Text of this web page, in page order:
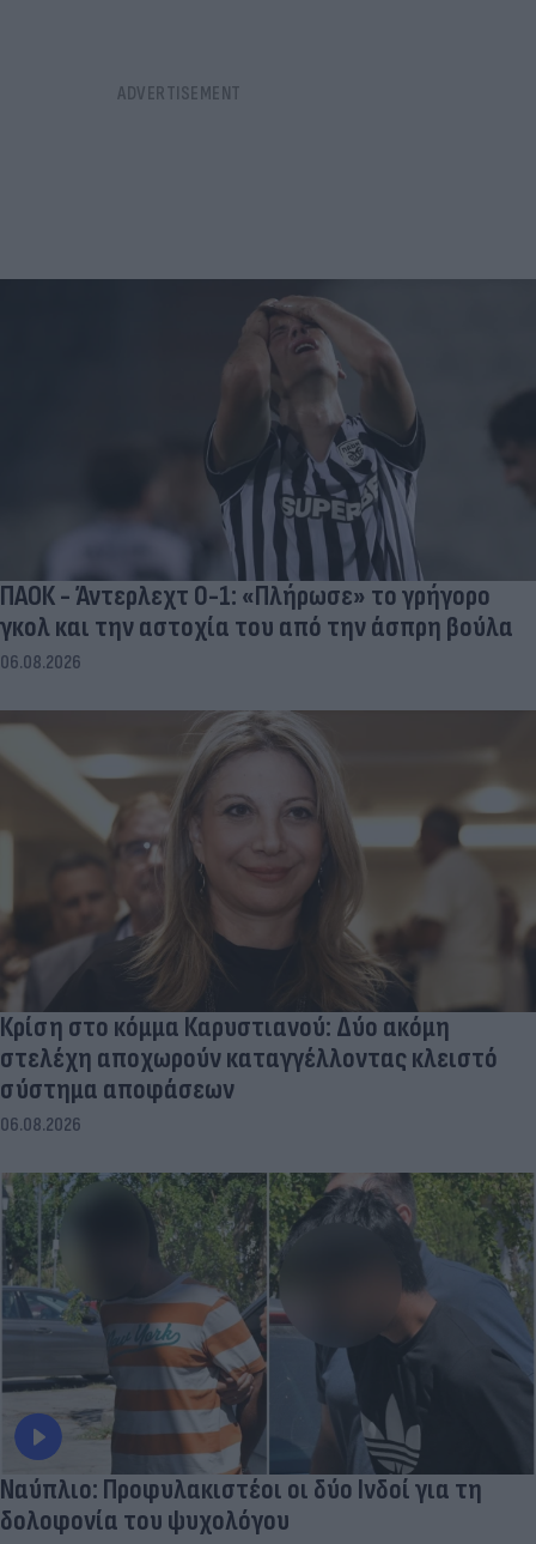
ΠΑΟΚ - Άντερλεχτ 0-1: «Πλήρωσε» το γρήγορο
γκολ και την αστοχία του από την άσπρη βούλα
06.08.2026
Κρίση στο κόμμα Καρυστιανού: Δύο ακόμη
στελέχη αποχωρούν καταγγέλλοντας κλειστό
σύστημα αποφάσεων
06.08.2026
Ναύπλιο: Προφυλακιστέοι οι δύο Ινδοί για τη
δολοφονία του ψυχολόγου